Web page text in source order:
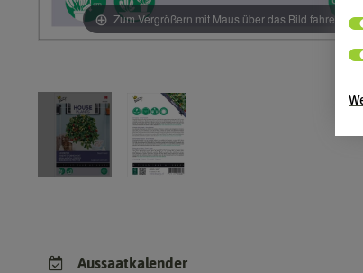
Zum Vergrößern mit Maus über das Bild fahren
Aussaatkalender